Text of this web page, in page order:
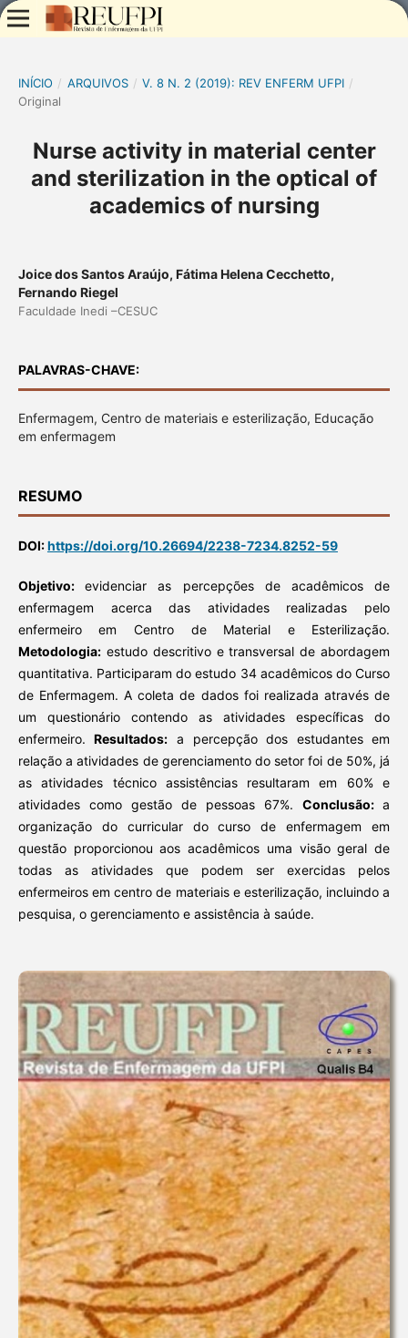
INÍCIO / ARQUIVOS / V. 8 N. 2 (2019): REV ENFERM UFPI /
Original
Nurse activity in material center
and sterilization in the optical of
academics of nursing
Joice dos Santos Araújo, Fátima Helena Cecchetto,
Fernando Riegel
Faculdade Inedi –CESUC
PALAVRAS-CHAVE:
Enfermagem, Centro de materiais e esterilização, Educação
em enfermagem
RESUMO
DOI:https://doi.org/10.26694/2238-7234.8252-59
Objetivo:evidenciar as percepções de acadêmicos de
enfermagem acerca das atividades realizadas pelo
enfermeiro em Centro de Material e Esterilização.
Metodologia:estudo descritivo e transversal de abordagem
quantitativa. Participaram do estudo 34 acadêmicos do Curso
de Enfermagem. A coleta de dados foi realizada através de
um questionário contendo as atividades específicas do
enfermeiro.Resultados: a percepção dos estudantes em
relação a atividades de gerenciamento do setor foi de 50%, já
as atividades técnico assistências resultaram em 60% e
atividades como gestão de pessoas 67%.Conclusão:a
organização do curricular do curso de enfermagem em
questão proporcionou aos acadêmicos uma visão geral de
todas as atividades que podem ser exercidas pelos
enfermeiros em centro de materiais e esterilização, incluindo a
pesquisa, o gerenciamento e assistência à saúde.